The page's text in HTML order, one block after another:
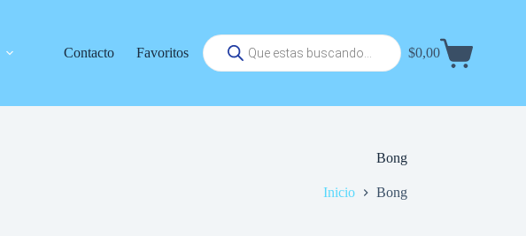
Contacto Favoritos
Búsqueda
de
productos
Carrito
$0,00
Bong
Inicio Bong